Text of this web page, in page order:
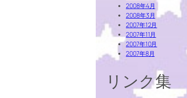
2008年4月
2008年3月
2007年12月
2007年11月
2007年10月
2007年8月
リンク集